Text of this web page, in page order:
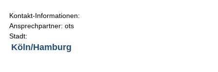
Kontakt-Informationen:
Ansprechpartner: ots
Stadt:
Köln/Hamburg